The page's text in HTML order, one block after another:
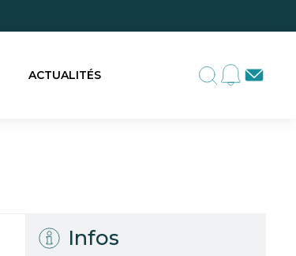
ACTUALITÉS
Infos